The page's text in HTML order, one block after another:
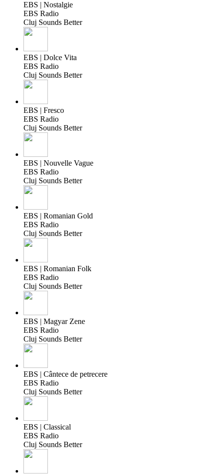
EBS | Nostalgie
EBS Radio
Cluj Sounds Better
EBS | Dolce Vita
EBS Radio
Cluj Sounds Better
EBS | Fresco
EBS Radio
Cluj Sounds Better
EBS | Nouvelle Vague
EBS Radio
Cluj Sounds Better
EBS | Romanian Gold
EBS Radio
Cluj Sounds Better
EBS | Romanian Folk
EBS Radio
Cluj Sounds Better
EBS | Magyar Zene
EBS Radio
Cluj Sounds Better
EBS | Cântece de petrecere
EBS Radio
Cluj Sounds Better
EBS | Classical
EBS Radio
Cluj Sounds Better